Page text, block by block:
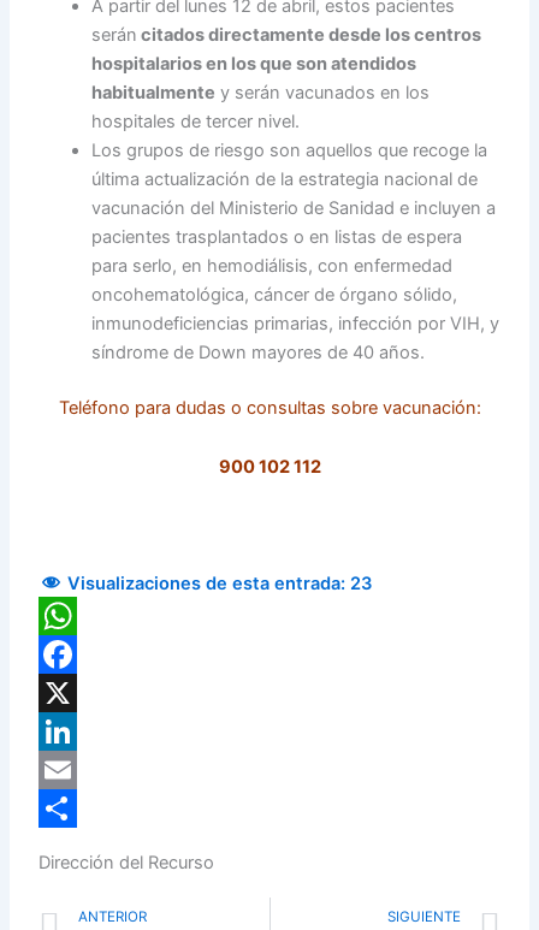
A partir del lunes 12 de abril, estos pacientes
serán citados directamente desde los centros
hospitalarios en los que son atendidos
habitualmente y serán vacunados en los
hospitales de tercer nivel.
Los grupos de riesgo son aquellos que recoge la
última actualización de la estrategia nacional de
vacunación del Ministerio de Sanidad e incluyen a
pacientes trasplantados o en listas de espera
para serlo, en hemodiálisis, con enfermedad
oncohematológica, cáncer de órgano sólido,
inmunodeficiencias primarias, infección por VIH, y
síndrome de Down mayores de 40 años.
Teléfono para dudas o consultas sobre vacunación:
900 102 112
Visualizaciones de esta entrada: 23
WhatsApp
Facebook
X
LinkedIn
Email
Dirección del Recurso
ANTERIOR SIGUIENTE